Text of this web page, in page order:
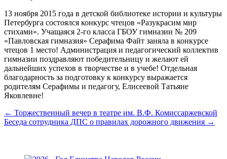
13 ноября 2015 года в детской библиотеке истории и культуры
Петербурга состоялся конкурс чтецов «Разукрасим мир
стихами». Учащаяся 2-го класса ГБОУ гимназии № 209
«Павловская гимназия» Серафима Файт заняла в конкурсе
чтецов 1 место! Администрация и педагогический коллектив
гимназии поздравляют победительницу и желают ей
дальнейших успехов в творчестве и в учебе! Отдельная
благодарность за подготовку к конкурсу выражается
родителям Серафимы и педагогу, Елисеевой Татьяне
Яковлевне!
← Торжественный вечер в театре им. В.Ф. Комиссаржевской
Беседа сотрудника ДПС о правилах дорожного движения →